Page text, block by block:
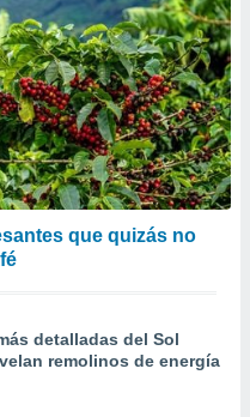
que quizás no
detalladas del Sol
remolinos de energía